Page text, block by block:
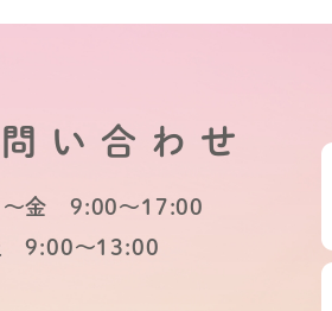
い合わせ
～金 9:00～17:00
9:00～13:00